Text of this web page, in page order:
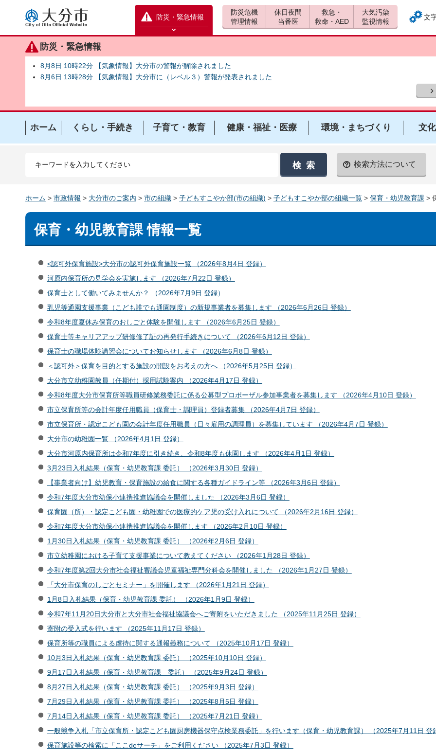
大分市
防災・緊急情報
防災緊急情報を開く
防災・緊急情報
8月8日 10時22分 【気象情報】大分市の警報が解除されました
8月6日 13時28分 【気象情報】大分市に（レベル３）警報が発表されました
防災危機
管理情報
休日夜間
当番医
救急・
救命・AED
大気汚染
監視情報
文
ホーム くらし・手続き 子育て・教育 健康・福祉・医療 環境・まちづくり 文
検索方法について
ホーム > 市政情報 > 大分市のご案内 > 市の組織 > 子どもすこやか部(市の組織) > 子どもすこやか部の組織一覧 > 保育・幼児教育課 >
保育・幼児教育課 情報一覧
<認可外保育施設>大分市の認可外保育施設一覧 （2026年8月4日 登録）
河原内保育所の見学会を実施します （2026年7月22日 登録）
保育士として働いてみませんか？ （2026年7月9日 登録）
乳児等通園支援事業（こども誰でも通園制度）の新規事業者を募集します （2026年6月26日 登録）
令和8年度夏休み保育のおしごと体験を開催します （2026年6月25日 登録）
保育士等キャリアアップ研修修了証の再発行手続きについて （2026年6月12日 登録）
保育士の職場体験講習会についてお知らせします （2026年6月8日 登録）
＜認可外＞保育を目的とする施設の開設をお考えの方へ （2026年5月25日 登録）
大分市立幼稚園教員（任期付）採用試験案内 （2026年4月17日 登録）
令和8年度大分市保育所等職員研修業務委託に係る公募型プロポーザル参加事業者を募集します （2026年4月10日 登録）
市立保育所等の会計年度任用職員（保育士・調理員）登録者募集 （2026年4月7日 登録）
市立保育所・認定こども園の会計年度任用職員（日々雇用の調理員）を募集しています （2026年4月7日 登録）
大分市の幼稚園一覧 （2026年4月1日 登録）
大分市河原内保育所は令和7年度に引き続き、令和8年度も休園します （2026年4月1日 登録）
3月23日入札結果（保育・幼児教育課 委託） （2026年3月30日 登録）
【事業者向け】幼児教育・保育施設の給食に関する各種ガイドライン等 （2026年3月6日 登録）
令和7年度大分市幼保小連携推進協議会を開催しました （2026年3月6日 登録）
保育園（所）・認定こども園・幼稚園での医療的ケア児の受け入れについて （2026年2月16日 登録）
令和7年度大分市幼保小連携推進協議会を開催します （2026年2月10日 登録）
1月30日入札結果（保育・幼児教育課 委託） （2026年2月6日 登録）
市立幼稚園における子育て支援事業について教えてください （2026年1月28日 登録）
令和7年度第2回大分市社会福祉審議会児童福祉専門分科会を開催しました （2026年1月27日 登録）
「大分市保育のしごとセミナー」を開催します （2026年1月21日 登録）
1月8日入札結果（保育・幼児教育課 委託） （2026年1月9日 登録）
令和7年11月20日大分市と大分市社会福祉協議会へご寄附をいただきました （2025年11月25日 登録）
寄附の受入式を行います （2025年11月17日 登録）
保育所等の職員による虐待に関する通報義務について （2025年10月17日 登録）
10月3日入札結果（保育・幼児教育課 委託） （2025年10月10日 登録）
9月17日入札結果（保育・幼児教育課 委託） （2025年9月24日 登録）
8月27日入札結果（保育・幼児教育課 委託） （2025年9月3日 登録）
7月29日入札結果（保育・幼児教育課 委託） （2025年8月5日 登録）
7月14日入札結果（保育・幼児教育課 委託） （2025年7月21日 登録）
一般競争入札「市立保育所・認定こども園厨房機器保守点検業務委託」を行います（保育・幼児教育課） （2025年7月11日 登
保育施設等の検索に「ここdeサーチ」をご利用ください （2025年7月3日 登録）